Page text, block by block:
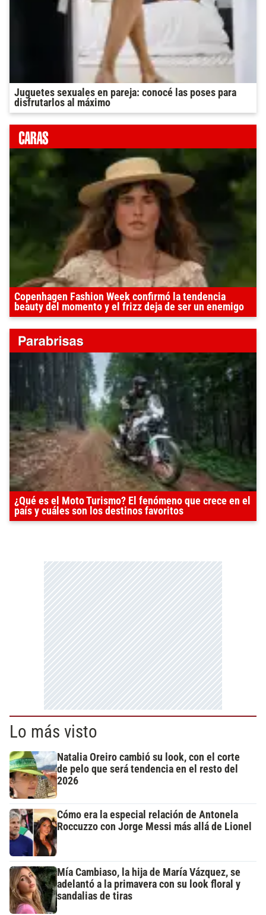
Juguetes sexuales en pareja: conocé las poses para
disfrutarlos al máximo
Copenhagen Fashion Week confirmó la tendencia
beauty del momento y el frizz deja de ser un enemigo
¿Qué es el Moto Turismo? El fenómeno que crece en el
país y cuáles son los destinos favoritos
Lo más visto
Natalia Oreiro cambió su look, con el corte
de pelo que será tendencia en el resto del
2026
Cómo era la especial relación de Antonela
Roccuzzo con Jorge Messi más allá de Lionel
Mía Cambiaso, la hija de María Vázquez, se
adelantó a la primavera con su look floral y
sandalias de tiras